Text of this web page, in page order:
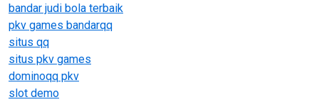
bandar judi bola terbaik
pkv games bandarqq
situs qq
situs pkv games
dominoqq pkv
slot demo